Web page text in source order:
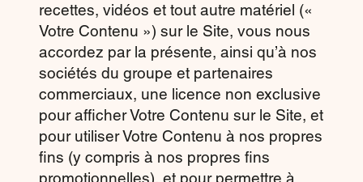
recettes, vidéos et tout autre matériel («
Votre Contenu ») sur le Site, vous nous
accordez par la présente, ainsi qu’à nos
sociétés du groupe et partenaires
commerciaux, une licence non exclusive
pour afficher Votre Contenu sur le Site, et
pour utiliser Votre Contenu à nos propres
fins (y compris à nos propres fins
promotionnelles), et pour permettre à